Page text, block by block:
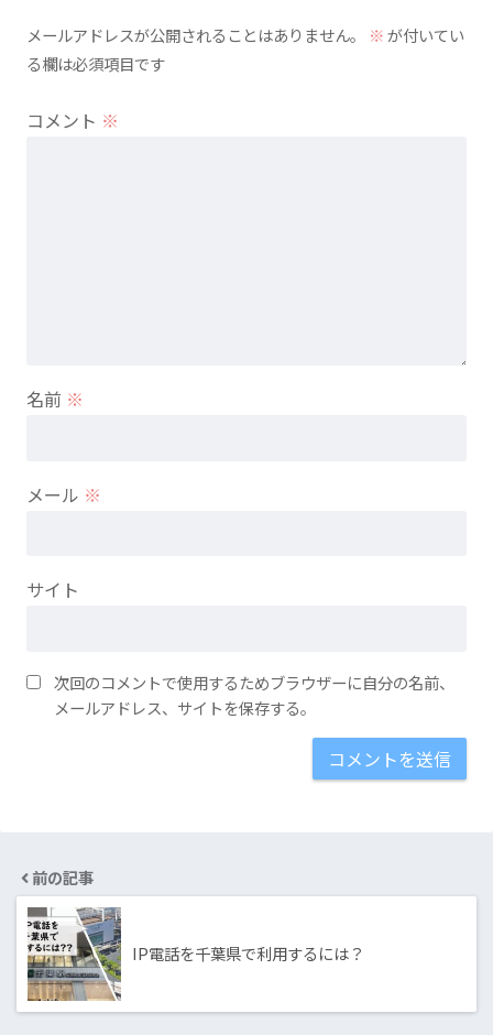
メールアドレスが公開されることはありません。 ※が付いてい
る欄は必須項目です
コメント ※
名前 ※
メール ※
サイト
次回のコメントで使用するためブラウザーに自分の名前、
メールアドレス、サイトを保存する。
前の記事
IP電話を千葉県で利用するには？